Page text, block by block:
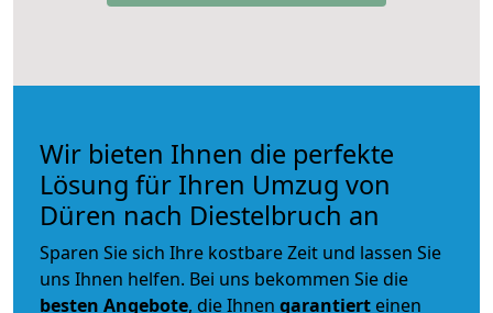
Wir bieten Ihnen die perfekte
Lösung für Ihren Umzug von
Düren nach Diestelbruch an
Sparen Sie sich Ihre kostbare Zeit und lassen Sie
uns Ihnen helfen. Bei uns bekommen Sie die
besten Angebote, die Ihnen garantiert einen